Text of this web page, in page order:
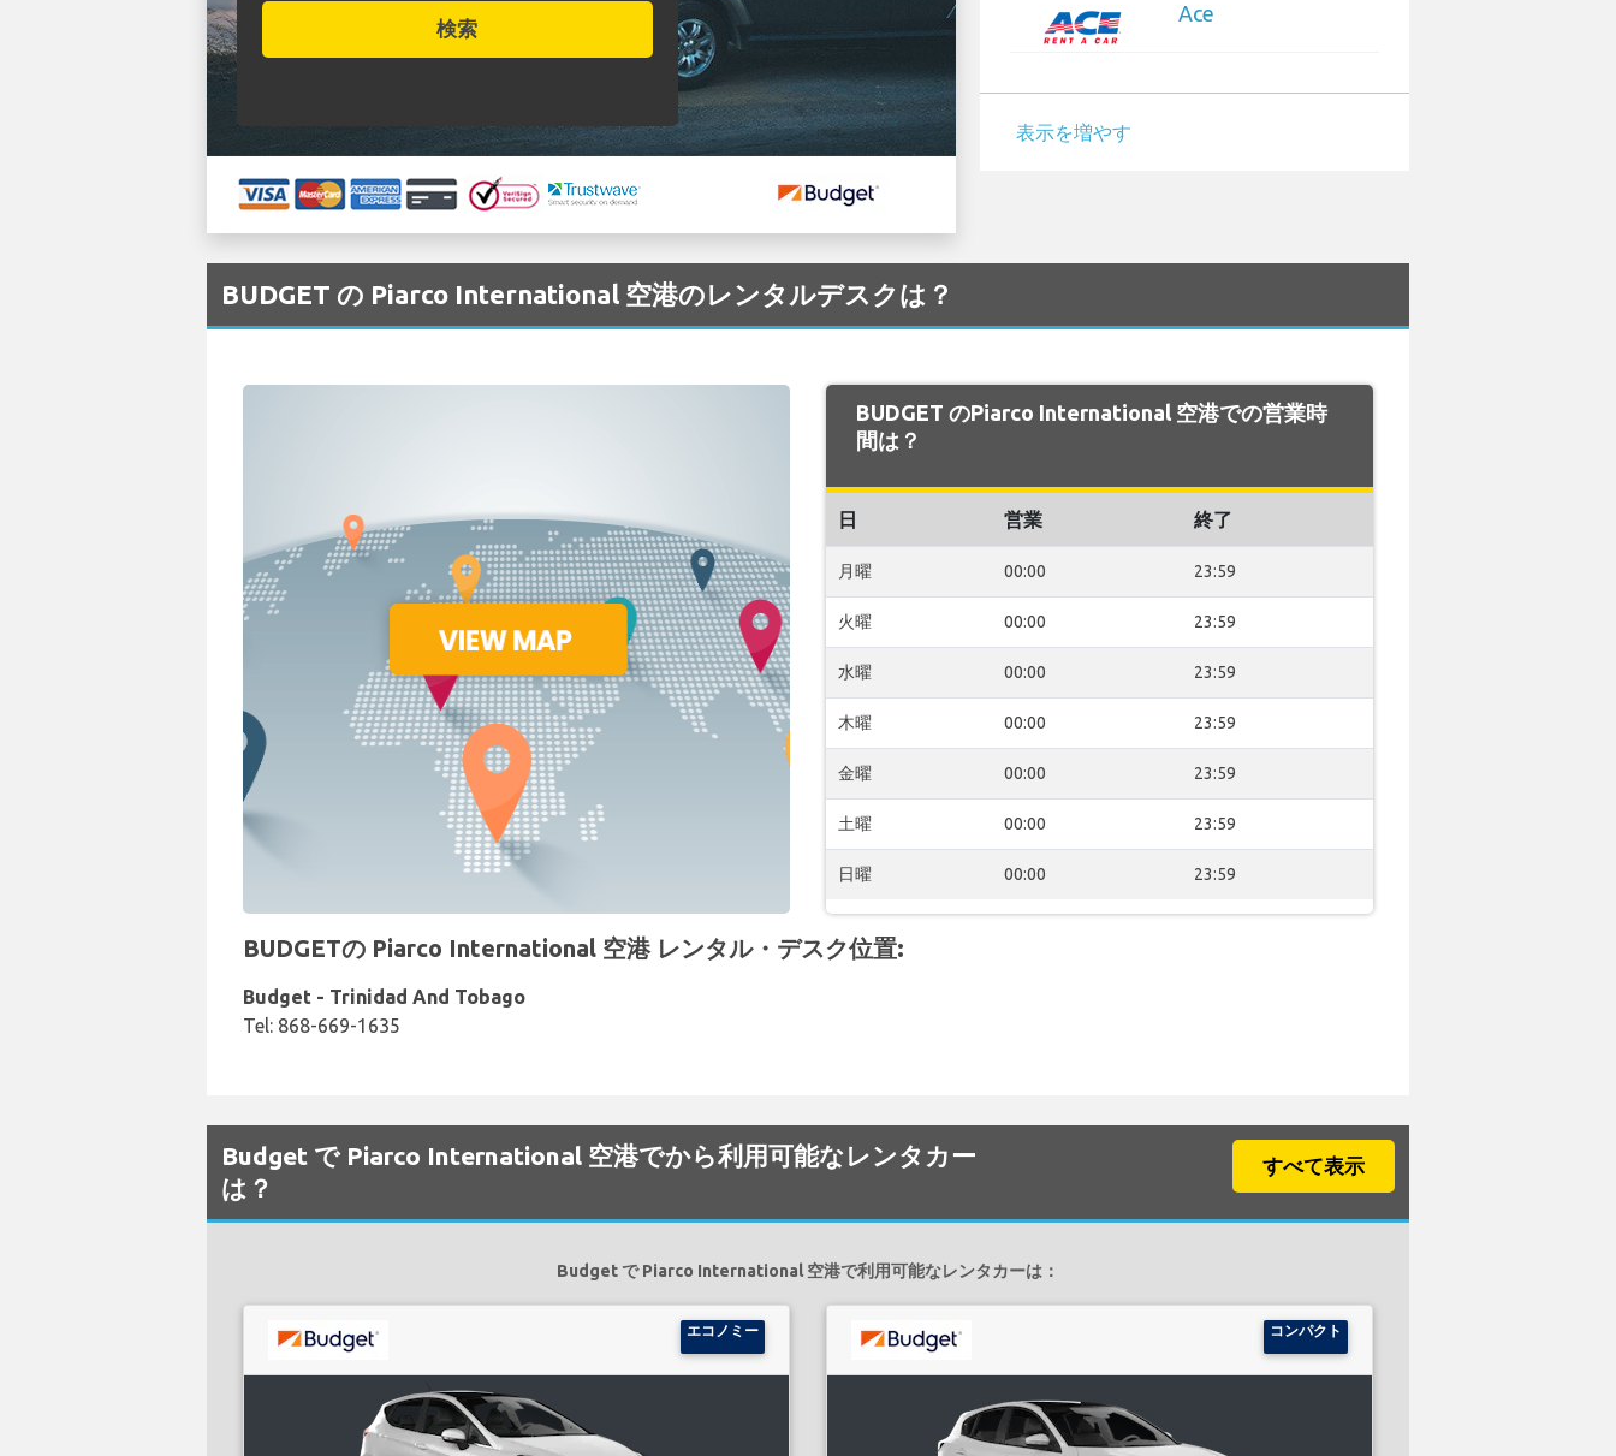
検索
Ace
表示を増やす
BUDGET の Piarco International 空港のレンタルデスクは？
BUDGET のPiarco International 空港での営業時
間は？
日 営業 終了
月曜 00:00 23:59
火曜 00:00 23:59
水曜 00:00 23:59
木曜 00:00 23:59
金曜 00:00 23:59
土曜 00:00 23:59
日曜 00:00 23:59
BUDGETの Piarco International 空港 レンタル・デスク位置:
Budget - Trinidad And Tobago
Tel: 868-669-1635
Budget で Piarco International 空港でから利用可能なレンタカー
は？
すべて表示
Budget で Piarco International 空港で利用可能なレンタカーは：
エコノミー コンパクト